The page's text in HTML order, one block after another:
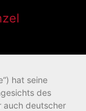
hat seine
des
auch deutscher